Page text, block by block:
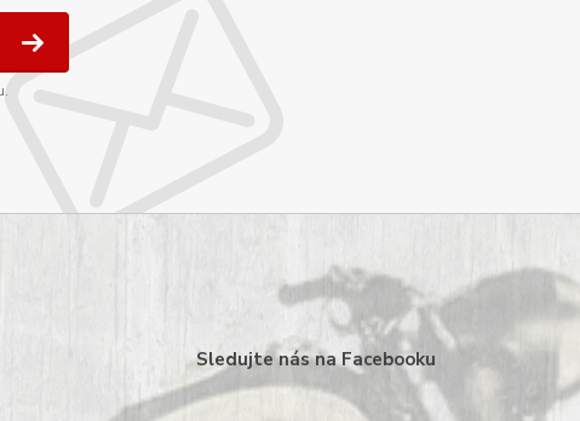
Sledujte nás na Facebooku